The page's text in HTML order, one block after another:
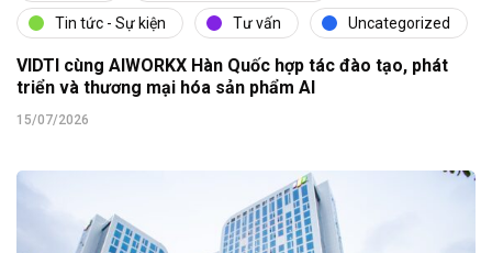
Tin tức - Sự kiện Tư vấn Uncategorized
VIDTI cùng AIWORKX Hàn Quốc hợp tác đào tạo, phát
triển và thương mại hóa sản phẩm AI
15/07/2026